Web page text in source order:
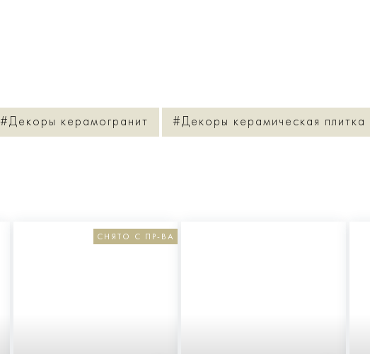
#Декоры керамогранит #Декоры керамическая плитка
СНЯТО С ПР-ВА